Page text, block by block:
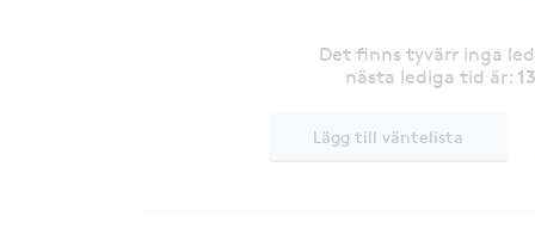
Det finns tyvärr inga
nästa lediga tid är:
Lägg till väntelista